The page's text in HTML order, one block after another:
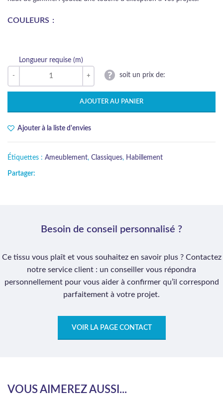
COULEURS
Longueur requise (m)
soit un prix de:
AJOUTER AU PANIER
Ajouter à la liste d'envies
Étiquettes : Ameublement, Classiques, Habillement
Partager:
Besoin de conseil personnalisé ?
Ce tissu vous plaît et vous souhaitez en savoir plus ? Contactez
notre service client : un conseiller vous répondra
personnellement pour vous aider à confirmer qu’il correspond
parfaitement à votre projet.
VOIR LA PAGE CONTACT
VOUS AIMEREZ AUSSI...